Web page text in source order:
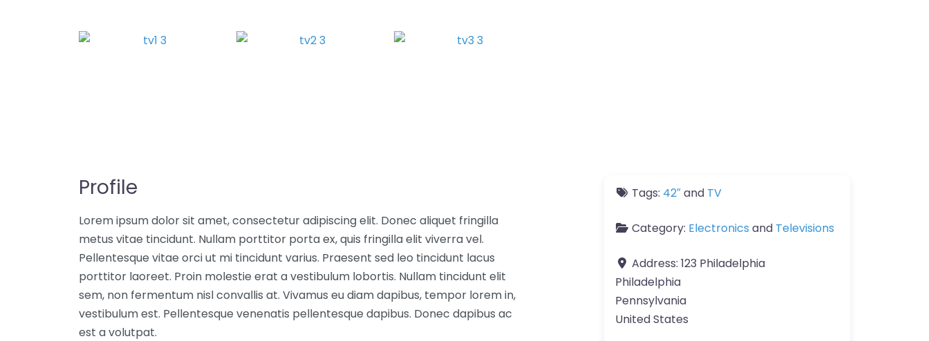
Profile
Lorem ipsum dolor sit amet, consectetur adipiscing elit. Donec aliquet fringilla
metus vitae tincidunt. Nullam porttitor porta ex, quis fringilla elit viverra vel.
Pellentesque vitae orci ut mi tincidunt varius. Praesent sed leo tincidunt lacus
porttitor laoreet. Proin molestie erat a vestibulum lobortis. Nullam tincidunt elit
sem, non fermentum nisl convallis at. Vivamus eu diam dapibus, tempor lorem in,
vestibulum est. Pellentesque venenatis pellentesque dapibus. Donec dapibus ac
est a volutpat.
Tags: 42″and TV
Category: Electronics and Televisions
Address: 123 Philadelphia
Philadelphia
Pennsylvania
United States